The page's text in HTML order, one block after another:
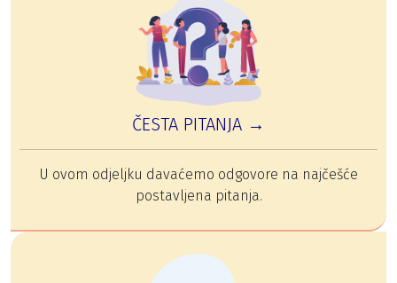
ČESTA PITANJA →
U ovom odjeljku davaćemo odgovore na najčešće
postavljena pitanja.